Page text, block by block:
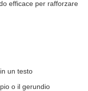
efficace per rafforzare
un testo
o il gerundio